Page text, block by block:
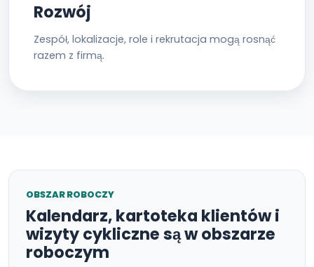
Rozwój
Zespół, lokalizacje, role i rekrutacja mogą rosnąć
razem z firmą.
OBSZAR ROBOCZY
Kalendarz, kartoteka klientów i
wizyty cykliczne są w obszarze
roboczym